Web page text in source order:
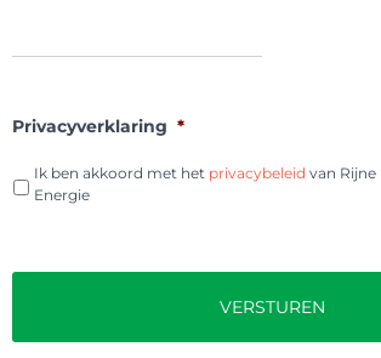
Privacyverklaring *
Ik ben akkoord met het privacybeleid van Rijne
Energie